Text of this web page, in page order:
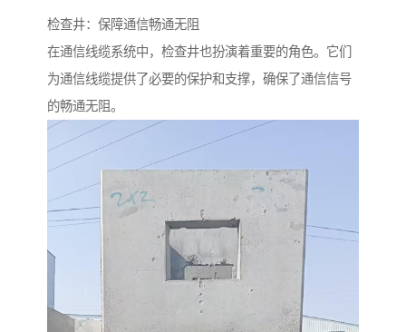
检查井：保障通信畅通无阻
在通信线缆系统中，检查井也扮演着重要的角色。它们
为通信线缆提供了必要的保护和支撑，确保了通信信号
的畅通无阻。